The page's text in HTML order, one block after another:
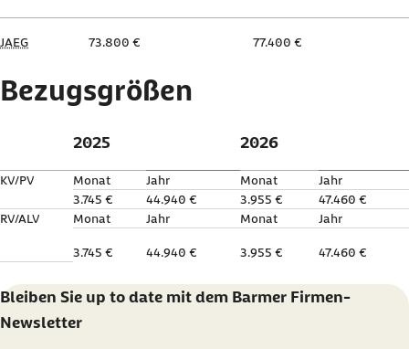
JAEG 73.800 € 77.400 €
Bezugsgrößen
2025 2026
KV/PV Monat Jahr Monat
Jahr
3.745 €
44.940 € 3.955 €
47.460 €
RV/ALV
Monat Jahr Monat Jahr
3.745 € 44.940 € 3.955 € 47.460 €
Bleiben Sie up to date mit dem Barmer Firmen-
Newsletter